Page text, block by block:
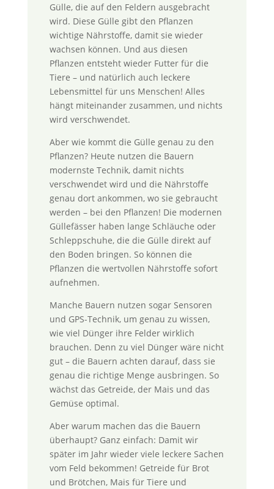
Gülle, die auf den Feldern ausgebracht
wird. Diese Gülle gibt den Pflanzen
wichtige Nährstoffe, damit sie wieder
wachsen können. Und aus diesen
Pflanzen entsteht wieder Futter für die
Tiere – und natürlich auch leckere
Lebensmittel für uns Menschen! Alles
hängt miteinander zusammen, und nichts
wird verschwendet.
Aber wie kommt die Gülle genau zu den
Pflanzen? Heute nutzen die Bauern
modernste Technik, damit nichts
verschwendet wird und die Nährstoffe
genau dort ankommen, wo sie gebraucht
werden – bei den Pflanzen! Die modernen
Güllefässer haben lange Schläuche oder
Schleppschuhe, die die Gülle direkt auf
den Boden bringen. So können die
Pflanzen die wertvollen Nährstoffe sofort
aufnehmen.
Manche Bauern nutzen sogar Sensoren
und GPS-Technik, um genau zu wissen,
wie viel Dünger ihre Felder wirklich
brauchen. Denn zu viel Dünger wäre nicht
gut – die Bauern achten darauf, dass sie
genau die richtige Menge ausbringen. So
wächst das Getreide, der Mais und das
Gemüse optimal.
Aber warum machen das die Bauern
überhaupt? Ganz einfach: Damit wir
später im Jahr wieder viele leckere Sachen
vom Feld bekommen! Getreide für Brot
und Brötchen, Mais für Tiere und